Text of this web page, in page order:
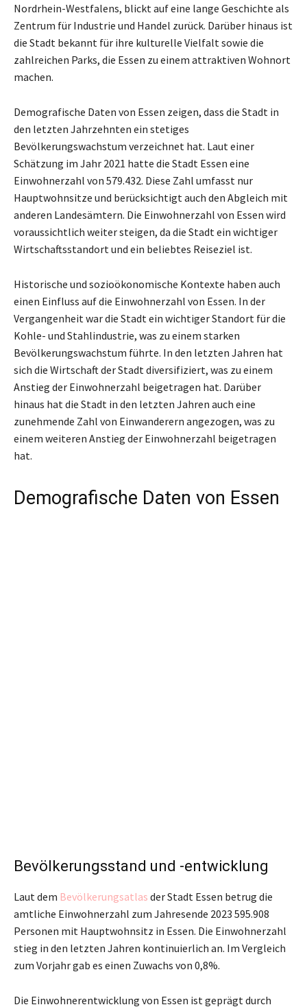
Nordrhein-Westfalens, blickt auf eine lange Geschichte als
Zentrum für Industrie und Handel zurück. Darüber hinaus ist
die Stadt bekannt für ihre kulturelle Vielfalt sowie die
zahlreichen Parks, die Essen zu einem attraktiven Wohnort
machen.
Demografische Daten von Essen zeigen, dass die Stadt in
den letzten Jahrzehnten ein stetiges
Bevölkerungswachstum verzeichnet hat. Laut einer
Schätzung im Jahr 2021 hatte die Stadt Essen eine
Einwohnerzahl von 579.432. Diese Zahl umfasst nur
Hauptwohnsitze und berücksichtigt auch den Abgleich mit
anderen Landesämtern. Die Einwohnerzahl von Essen wird
voraussichtlich weiter steigen, da die Stadt ein wichtiger
Wirtschaftsstandort und ein beliebtes Reiseziel ist.
Historische und sozioökonomische Kontexte haben auch
einen Einfluss auf die Einwohnerzahl von Essen. In der
Vergangenheit war die Stadt ein wichtiger Standort für die
Kohle- und Stahlindustrie, was zu einem starken
Bevölkerungswachstum führte. In den letzten Jahren hat
sich die Wirtschaft der Stadt diversifiziert, was zu einem
Anstieg der Einwohnerzahl beigetragen hat. Darüber
hinaus hat die Stadt in den letzten Jahren auch eine
zunehmende Zahl von Einwanderern angezogen, was zu
einem weiteren Anstieg der Einwohnerzahl beigetragen
hat.
Demografische Daten von Essen
Bevölkerungsstand und -entwicklung
Laut dem Bevölkerungsatlas der Stadt Essen betrug die
amtliche Einwohnerzahl zum Jahresende 2023 595.908
Personen mit Hauptwohnsitz in Essen. Die Einwohnerzahl
stieg in den letzten Jahren kontinuierlich an. Im Vergleich
zum Vorjahr gab es einen Zuwachs von 0,8%.
Die Einwohnerentwicklung von Essen ist geprägt durch